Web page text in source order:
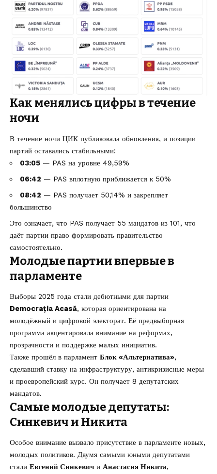
Как менялись цифры в течение
ночи
В течение ночи ЦИК публиковала обновления, и позиции
партий оставались стабильными:
03:05 — PAS на уровне 49,59%
06:42 — PAS вплотную приближается к 50%
08:42 — PAS получает 50,14% и закрепляет
большинство
Это означает, что PAS получает 55 мандатов из 101, что
даёт партии право формировать правительство
самостоятельно.
Молодые партии впервые в
парламенте
Выборы 2025 года стали дебютными для партии
Democrația Acasă, которая ориентирована на
молодёжный и цифровой электорат. Её предвыборная
программа акцентировала внимание на реформах,
прозрачности и поддержке малых инициатив.
Также прошёл в парламент Блок «Альтернатива»,
сделавший ставку на инфраструктуру, антикризисные меры
и проевропейский курс. Он получает 8 депутатских
мандатов.
Самые молодые депутаты:
Синкевич и Никита
Особое внимание вызвало присутствие в парламенте новых,
молодых политиков. Двумя самыми юными депутатами
стали Евгений Синкевич и Анастасия Никита,